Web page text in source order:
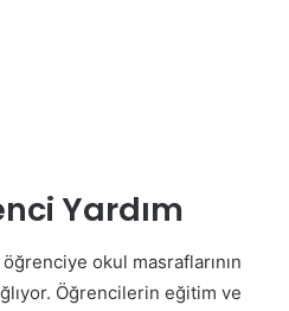
Yardım
okul masraflarının
Öğrencilerin eğitim ve